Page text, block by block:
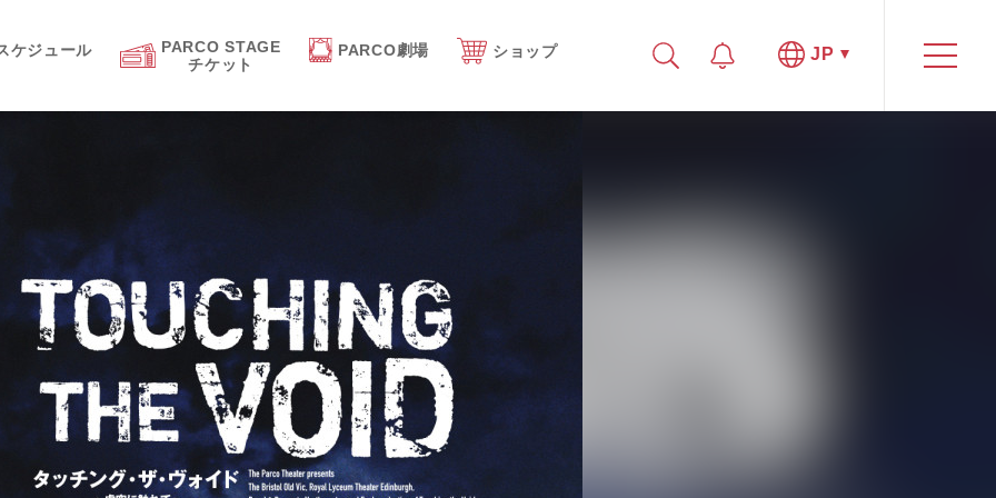
ケジュール
PARCO STAGE
チケット
PARCO劇場 ショップ JP